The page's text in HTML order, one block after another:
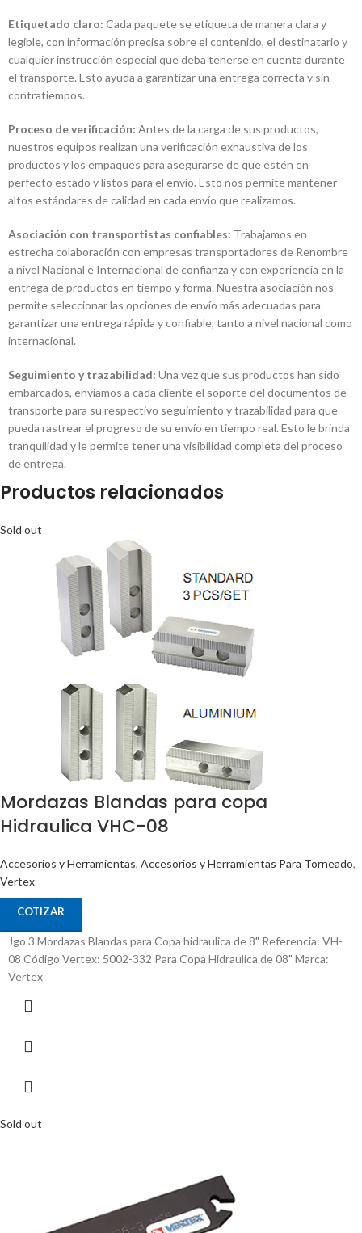
Etiquetado claro: Cada paquete se etiqueta de manera clara y
legible, con información precisa sobre el contenido, el destinatario y
cualquier instrucción especial que deba tenerse en cuenta durante
el transporte. Esto ayuda a garantizar una entrega correcta y sin
contratiempos.
Proceso de verificación: Antes de la carga de sus productos,
nuestros equipos realizan una verificación exhaustiva de los
productos y los empaques para asegurarse de que estén en
perfecto estado y listos para el envío. Esto nos permite mantener
altos estándares de calidad en cada envío que realizamos.
Asociación con transportistas confiables: Trabajamos en
estrecha colaboración con empresas transportadores de Renombre
a nivel Nacional e Internacional de confianza y con experiencia en la
entrega de productos en tiempo y forma. Nuestra asociación nos
permite seleccionar las opciones de envío más adecuadas para
garantizar una entrega rápida y confiable, tanto a nivel nacional como
internacional.
Seguimiento y trazabilidad: Una vez que sus productos han sido
embarcados, enviamos a cada cliente el soporte del documentos de
transporte para su respectivo seguimiento y trazabilidad para que
pueda rastrear el progreso de su envío en tiempo real. Esto le brinda
tranquilidad y le permite tener una visibilidad completa del proceso
de entrega.
Productos relacionados
Sold out
Mordazas Blandas para copa
Hidraulica VHC-08
Accesorios y Herramientas, Accesorios y Herramientas Para Torneado,
Vertex
COTIZAR
Jgo 3 Mordazas Blandas para Copa hidraulica de 8" Referencia: VH-
08 Código Vertex: 5002-332 Para Copa Hidraulica de 08" Marca:
Vertex
Sold out